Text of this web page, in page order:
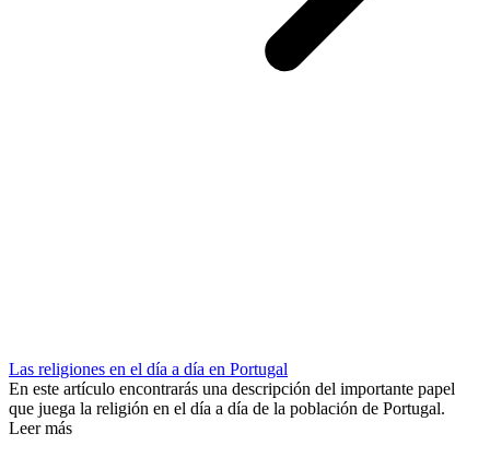
Las religiones en el día a día en Portugal
En este artículo encontrarás una descripción del importante papel
que juega la religión en el día a día de la población de Portugal.
Leer más